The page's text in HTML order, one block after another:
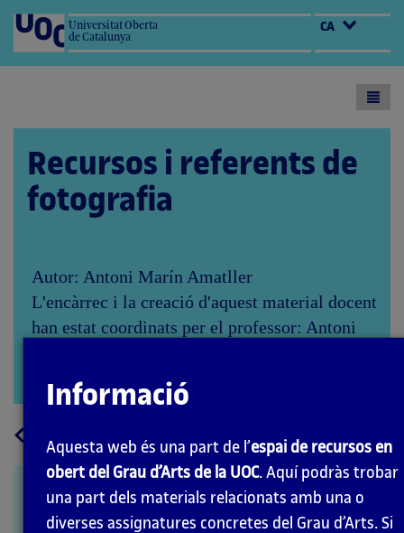
Universitat Oberta
de Catalunya
CA
Recursos i referents de
fotografia
Autor: Antoni Marín Amatller
L'encàrrec i la creació d'aquest material docent
han estat coordinats per el professor: Antoni
PID_00276753
principal
Ernst Haas
Informació
Aquesta web és una part de l’espai de recursos en
obert del Grau d’Arts de la UOC. Aquí podràs trobar
una part dels materials relacionats amb una o
diverses assignatures concretes del Grau d’Arts. Si